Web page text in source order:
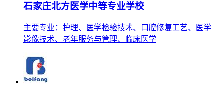
石家庄北方医学中等专业学校
主要专业：护理、医学检验技术、口腔修复工艺、医学
影像技术、老年服务与管理、临床医学